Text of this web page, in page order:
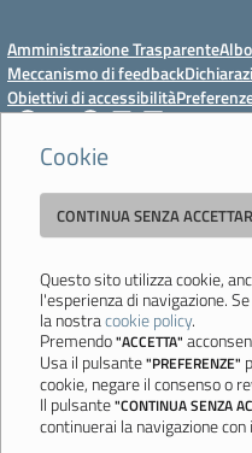
Cookie
CONTINUA SENZA
Questo sito utilizza cookie,
l'esperienza di navigazione.
la nostracookie policy.
Premendo"ACCETTA"
Usa il pulsante"PREFERENZE"
cookie, negare il consenso o
Il pulsante"CONTINUA SENZA
continuerai la navigazione
Amministrazione Trasparente
Meccanismo di feedback
Obiettivi di accessibilità
Istituto Professionale Statale
Deledda"
351005 - Email:
morc08000g@pec.istruzione.it
Codice meccanografico:
Ultimo aggiornamento: Mercoledì,